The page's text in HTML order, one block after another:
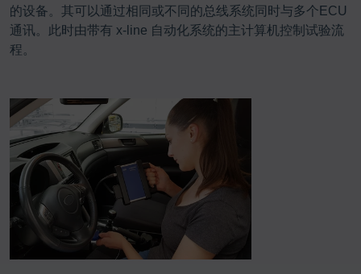
的设备。其可以通过相同或不同的总线系统同时与多个ECU
通讯。此时由带有 x-line 自动化系统的主计算机控制试验流
程。